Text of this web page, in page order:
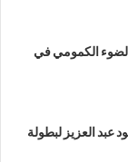
الكمومي في
عبد العزيز لبطولة